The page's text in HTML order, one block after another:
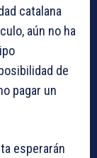
catalana
aún no ha
de
pagar un
esperarán